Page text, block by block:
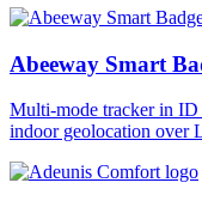
Abeeway Smart
Multi-mode tracker in ID
indoor geolocation